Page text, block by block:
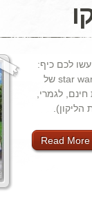
לכם כיף:
אוסף now running החדש ו-star wars של
לגמרי,
Read More